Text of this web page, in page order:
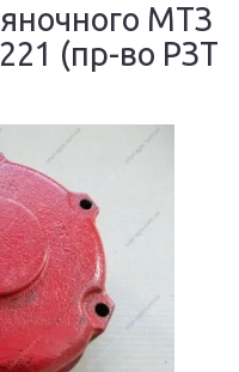
МТЗ
(пр-во РЗТ